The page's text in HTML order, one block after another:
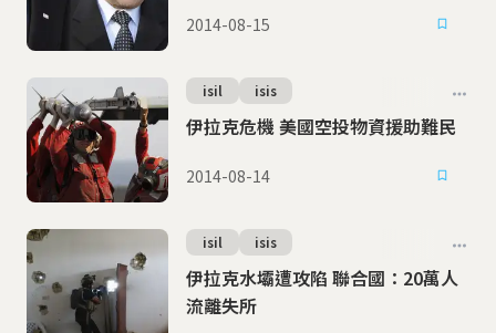
2014-08-15
伊拉克危機 美國空投物資援助難民
isil isis
2014-08-14
伊拉克水壩遭攻陷 聯合國：20萬人
流離失所
isil isis